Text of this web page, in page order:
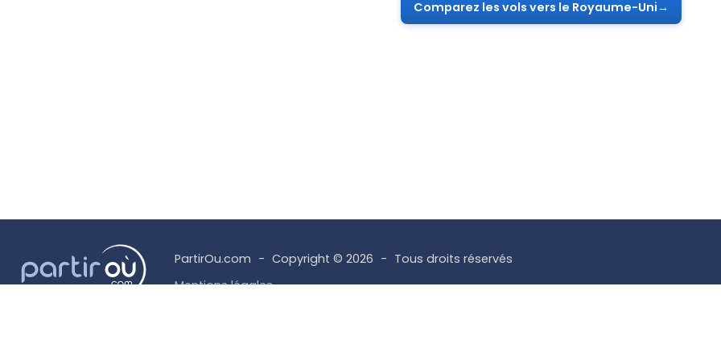
Comparez les vols vers le Royaume-Uni→
PartirOu.com Copyright © 2026
Tous droits réservés
Mentions légales